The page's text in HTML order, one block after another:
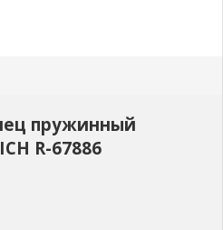
пружинный
R-67886